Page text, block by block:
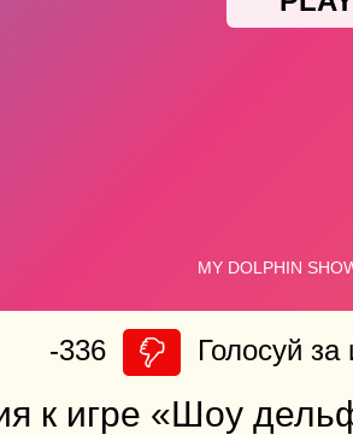
-336 Голосуй за
к игре «Шоу